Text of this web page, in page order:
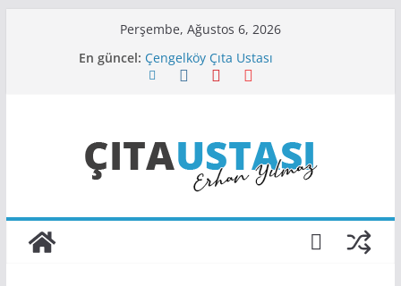
Perşembe, Ağustos 6, 2026
En güncel:
Aksaray Çıta Ustası
Çengelköy Çıta Ustası
Cihangir Çıta Ustası